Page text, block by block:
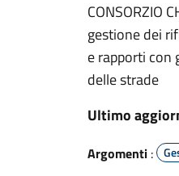
CONSORZIO
gestione dei
e rapporti con
delle strade
Ultimo
Argomenti :